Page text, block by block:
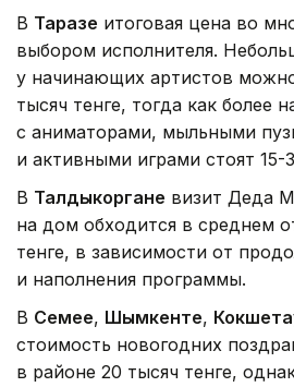
В Таразе итоговая цена во
выбором исполнителя.
у начинающих артистов можно
тысяч тенге, тогда как более
с аниматорами, мыльными
и активными играми стоят 15-
В Талдыкоргане визит Деда
на дом обходится в среднем
тенге, в зависимости от
и наполнения программы.
В Семее, Шымкенте,
стоимость новогодних
в районе 20 тысяч тенге,